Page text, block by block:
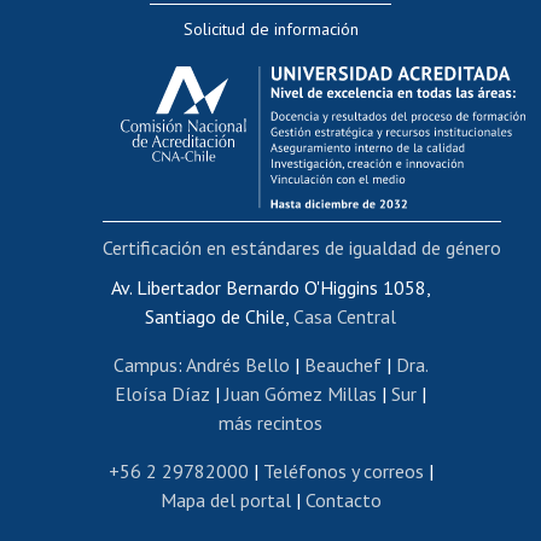
Evaluación docente
Calificación académica
Postulación al AUCAI
Funcionarias/os
Cursos internos de capacitación
Bienestar del personal
Portal de movilidad interna
Certificado de renta
Certificado de renta honorarios
Editar páginas blancas
Extranjeras/os
Revalidación y reconocimiento de títulos
Postulación al Programa de Movilidad Estudiantil
Solicitud de información
Av. Libertador Bernardo O'Higgins 1058,
Santiago de Chile, Casa Central
Campus: Andrés Bello | Beauchef| Dra.
Eloísa Díaz |Juan Gómez Millas | Sur |
más recintos
+56 2 29782000 | Teléfonos y correos |
Mapa del portal| Contacto
Certificación en estándares de igualdad de género